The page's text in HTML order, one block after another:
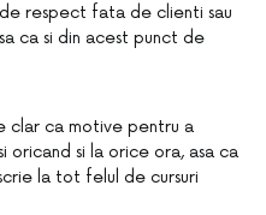
respect fata de clienti sau
ca si din acest punct de
clar ca motive pentru a
oricand si la orice ora, asa ca
la tot felul de cursuri